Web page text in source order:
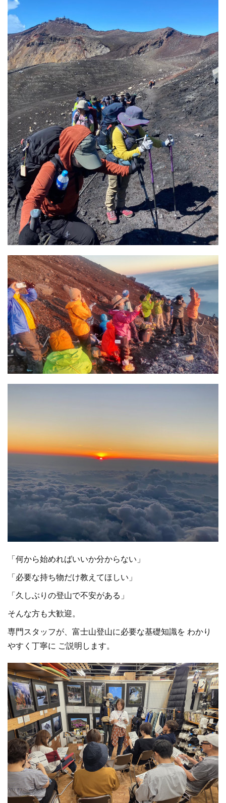
「何から始めればいいか分からない」
「必要な持ち物だけ教えてほしい」
「久しぶりの登山で不安がある」
そんな方も大歓迎。
専門スタッフが、富士山登山に必要な基礎知識を わかり
やすく丁寧に ご説明します。